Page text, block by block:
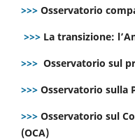
>>> Osservatorio
>>> La transizione:
>>> Osservatorio sul
>>> Osservatorio sulla
>>> Osservatorio sul
(OCA)